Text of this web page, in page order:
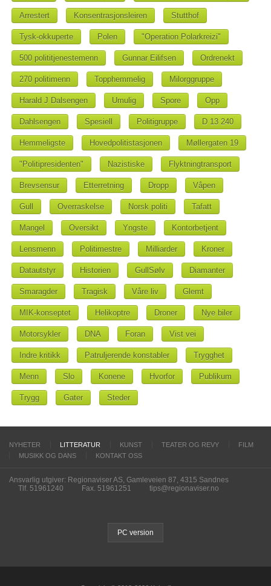
Arrestert Konsentrasjonsleiren Stutthof
Tysk-okkuperte Polen "Operation Polarkreizi"
500 polititjenestemenn Gunnar Eilifsen Ordrenekt
270 politimenn Topphemmelig Milorggruppe
Harald J Dalsengen Umulig Spore Opp
Dahlsengen Spesiell Politigruppe D 13 240
Hemmeligste Hovedpolitistasjonen Møllergaten 19
"Politipresidenten" Nazistiske Flyktningtransport
Brevsensur Etterretning Dropp Våpen
Gull Overraskelse Norsk politi Tafatt
Mangel Oversikt Yngste Kontorbetjent
Lensmenn Politimestre Milliarder Kroner
Datautstyr Historien GullSølv Diamanter
Smaragder Tragisk Våre liv Glemt
MIK-konseptet Helikoptre Droner Nye biler
Motorsykler DNA Foran Vist vei
Indre kritikk Patruljerende konstabler Trygghet
Menn Slo Konene Hvorfor Publikum
Trygg Gater Steder
NYHETER LITTERATUR KUNST TEATER OG REVY
FILM
MUSIKK OG DANS
KONTAKT OSS
Ansvarlig utgiver: Regionaviser AS, Gamleveien 87, 4315 Sandnes
Tlf. 51961240
Fax. 51961251 tips@regionaviser.no
PC version